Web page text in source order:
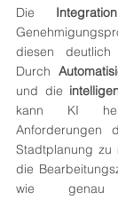
Die
diesen deutlich
Durch
und die
kann KI
Anforderungen
Stadtplanung zu
die
wie